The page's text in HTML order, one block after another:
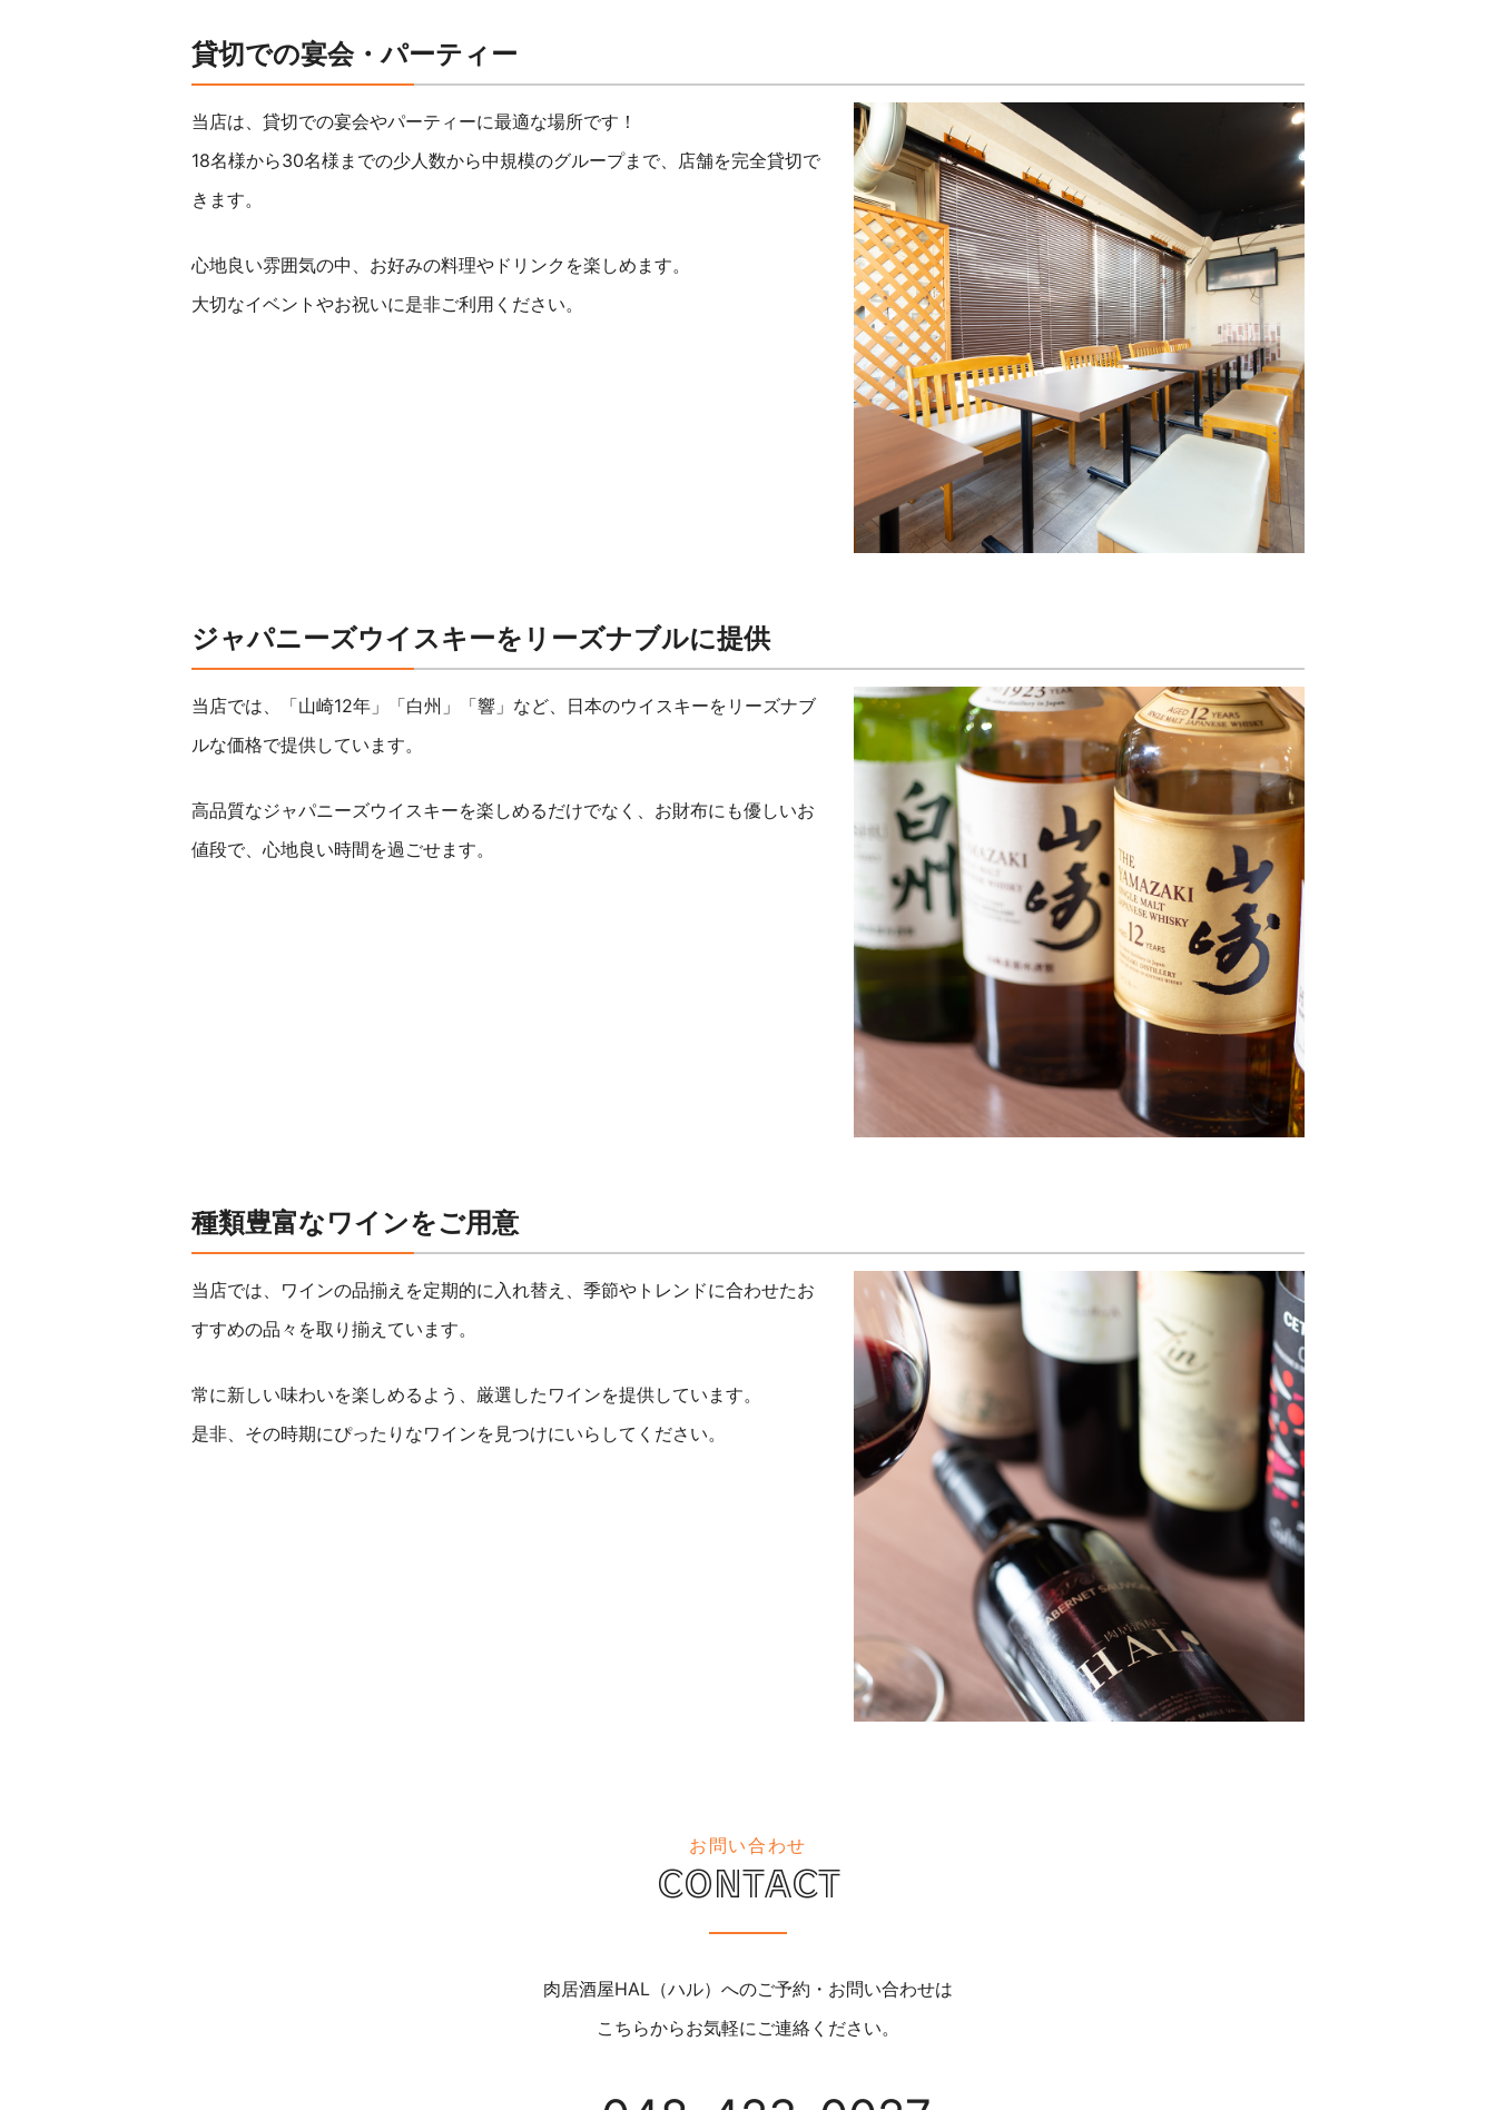
貸切での宴会・パーティー
当店は、貸切での宴会やパーティーに最適な場所です！
18名様から30名様までの少人数から中規模のグループまで、店舗を完全貸切で
きます。
心地良い雰囲気の中、お好みの料理やドリンクを楽しめます。
大切なイベントやお祝いに是非ご利用ください。
ジャパニーズウイスキーをリーズナブルに提供
当店では、「山崎12年」「白州」「響」など、日本のウイスキーをリーズナブ
ルな価格で提供しています。
高品質なジャパニーズウイスキーを楽しめるだけでなく、お財布にも優しいお
値段で、心地良い時間を過ごせます。
種類豊富なワインをご用意
当店では、ワインの品揃えを定期的に入れ替え、季節やトレンドに合わせたお
すすめの品々を取り揃えています。
常に新しい味わいを楽しめるよう、厳選したワインを提供しています。
是非、その時期にぴったりなワインを見つけにいらしてください。
お問い合わせ
CONTACT
肉居酒屋HAL（ハル）へのご予約・お問い合わせは
こちらからお気軽にご連絡ください。